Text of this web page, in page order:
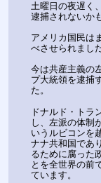
土曜日の夜遅く
逮捕されないか
アメリカ国民は
べさせられまし
今は共産主義の
プ大統領を逮捕
た。
ドナルド・トラ
し、左派の体制
いうルビコンを
ナナ共和国であ
るために腐った
とを全世界の前
ています。